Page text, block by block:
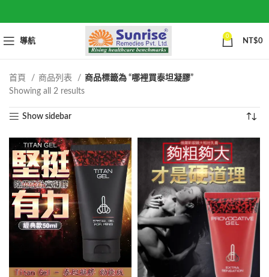
導航
0
NT$0
首頁 商品列表
商品標籤為 “哪裡買泰坦凝膠”
Showing all 2 resultsSorted
Show sidebar